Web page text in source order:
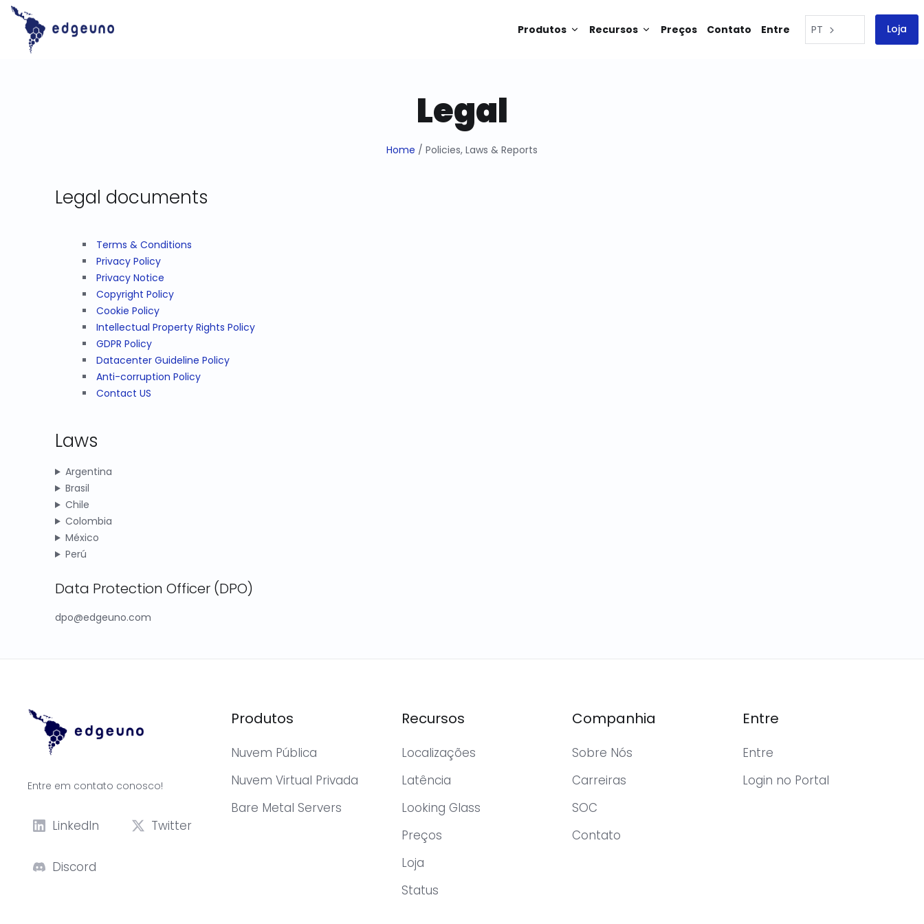
Skip
content
Produtos Recursos Preços Contato Entre PT Loja
Legal
Home / Policies, Laws & Reports
Legal documents
Terms & Conditions
Privacy Policy
Privacy Notice
Copyright Policy
Cookie Policy
Intellectual Property Rights Policy
GDPR Policy
Datacenter Guideline Policy
Anti-corruption Policy
Contact US
Laws
Argentina
Brasil
Chile
Colombia
México
Perú
Data Protection Officer (DPO)
dpo@edgeuno.com
Entre em contato conosco!
LinkedIn Twitter
Discord
Produtos
Nuvem Pública
Nuvem Virtual Privada
Bare Metal Servers
Recursos
Localizações
Latência
Looking Glass
Preços
Loja
Status
Companhia
Sobre Nós
Carreiras
SOC
Contato
Entre
Entre
Login no Portal